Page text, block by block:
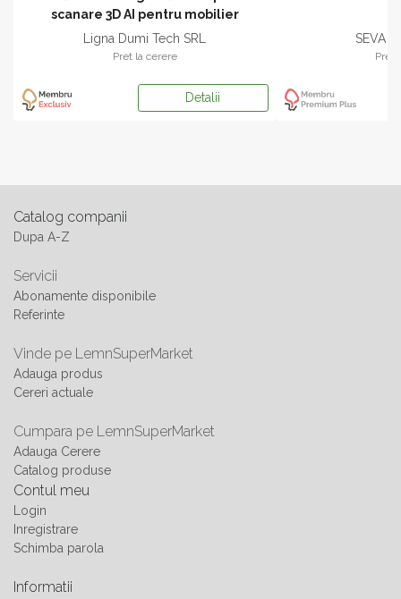
scanare 3D AI pentru mobilier
Ligna Dumi Tech SRL
Pret la cerere
Detalii
SEVA
Pret
Catalog companii
Dupa A-Z
Servicii
Abonamente disponibile
Referinte
Vinde pe LemnSuperMarket
Adauga produs
Cereri actuale
Cumpara pe LemnSuperMarket
Adauga Cerere
Catalog produse
Contul meu
Login
Inregistrare
Schimba parola
Informatii